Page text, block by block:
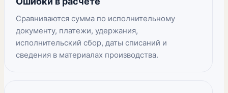
Сравниваются сумма по исполнительному
документу, платежи, удержания,
исполнительский сбор, даты списаний и
сведения в материалах производства.